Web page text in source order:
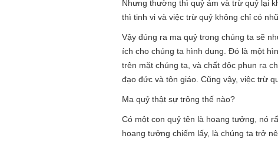
Nhưng thường thì quỷ ám và trừ quỷ lại
thì tinh vi và việc trừ quỷ không chỉ có
Vậy đúng ra ma quỷ trong chúng ta sẽ
ích cho chúng ta hình dung. Đó là một
trên mặt chúng ta, và chất độc phun ra
đạo đức và tôn giáo. Cũng vậy, việc trừ
Ma quỷ thật sự trông thế nào?
Có một con quỷ tên là hoang tưởng, nó
hoang tưởng chiếm lấy, là chúng ta trở